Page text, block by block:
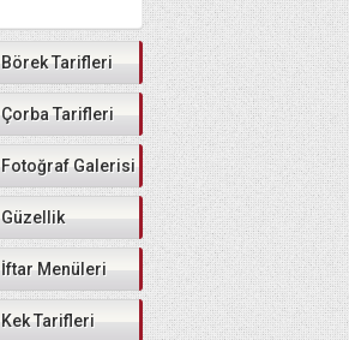
Börek Tarifleri
Çorba Tarifleri
Fotoğraf Galerisi
Güzellik
İftar Menüleri
Kek Tarifleri